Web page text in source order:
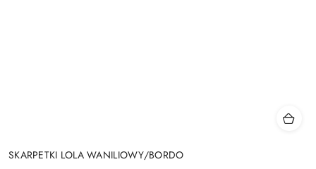
SKARPETKI LOLA WANILIOWY/BORDO